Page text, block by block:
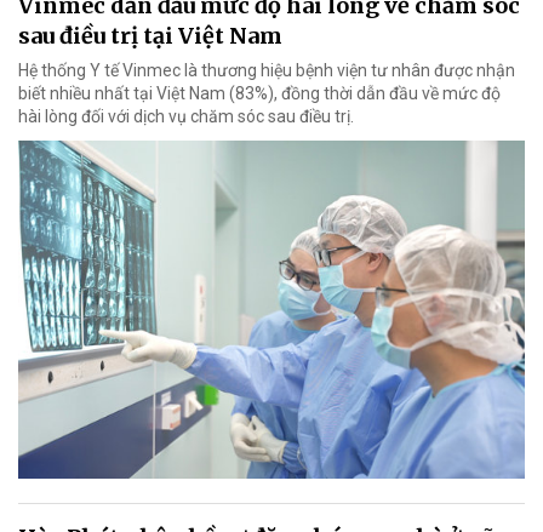
Vinmec dẫn đầu mức độ hài lòng về chăm sóc
sau điều trị tại Việt Nam
Hệ thống Y tế Vinmec là thương hiệu bệnh viện tư nhân được nhận
biết nhiều nhất tại Việt Nam (83%), đồng thời dẫn đầu về mức độ
hài lòng đối với dịch vụ chăm sóc sau điều trị.